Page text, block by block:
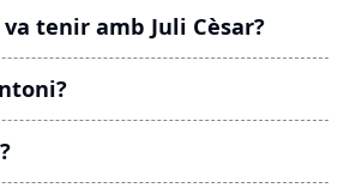
tenir amb Juli Cèsar?